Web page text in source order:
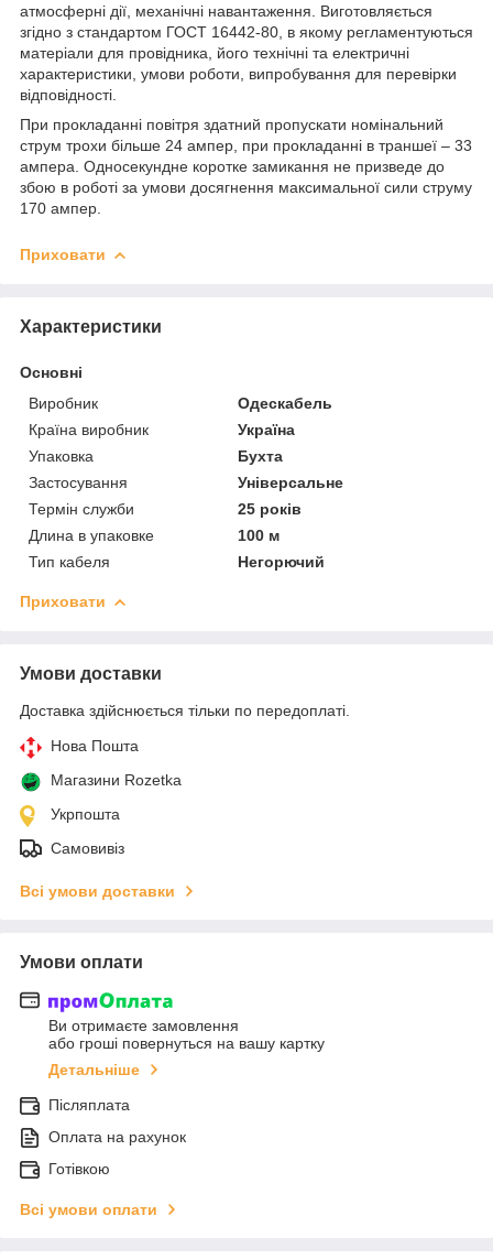
атмосферні дії, механічні навантаження. Виготовляється
згідно з стандартом ГОСТ 16442-80, в якому регламентуються
матеріали для провідника, його технічні та електричні
характеристики, умови роботи, випробування для перевірки
відповідності.
При прокладанні повітря здатний пропускати номінальний
струм трохи більше 24 ампер, при прокладанні в траншеї – 33
ампера. Односекундне коротке замикання не призведе до
збою в роботі за умови досягнення максимальної сили струму
170 ампер.
Приховати
Характеристики
Основні
Виробник
Одескабель
Країна виробник
Україна
Упаковка
Бухта
Застосування
Універсальне
Термін служби
25 років
Длина в упаковке
100 м
Тип кабеля
Негорючий
Приховати
Умови доставки
Доставка здійснюється тільки по передоплаті.
Нова Пошта
Магазини Rozetka
Укрпошта
Самовивіз
Всі умови доставки
Умови оплати
Ви отримаєте замовлення
або гроші повернуться на вашу картку
Детальніше
Післяплата
Оплата на рахунок
Готівкою
Всі умови оплати